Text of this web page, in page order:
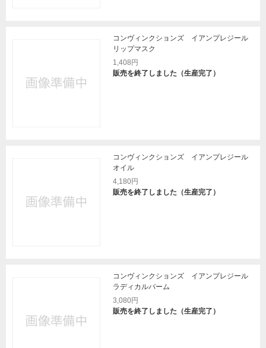
コンヴィンクションズ イアンプレジール
リップマスク
1,408円
販売を終了しました（生産完了）
コンヴィンクションズ イアンプレジール
オイル
4,180円
販売を終了しました（生産完了）
コンヴィンクションズ イアンプレジール
ラディカルバーム
3,080円
販売を終了しました（生産完了）